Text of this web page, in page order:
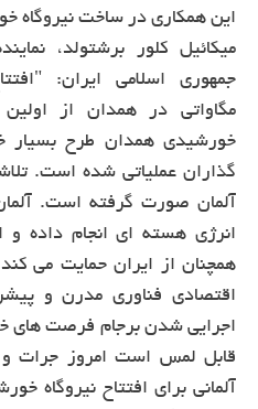
این همکاری در ساخت نیروگاه
میکائیل کلور برشتولد،
جمهوری اسلامی ایران:
مگاواتی در همدان از اولین
خورشیدی همدان طرح بسیار
گذاران عملیاتی شده است.
آلمان صورت گرفته است.
انرژی هسته ای انجام داده
همچنان از ایران حمایت می
اقتصادی فناوری مدرن و
اجرایی شدن برجام فرصت های
قابل لمس است امروز جرات و
آلمانی برای افتتاح نیروگاه